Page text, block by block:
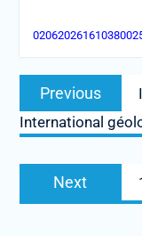
Post
navigation
Previous
International
Next